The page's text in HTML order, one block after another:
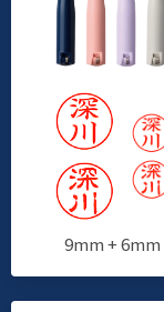
9mm + 6mm